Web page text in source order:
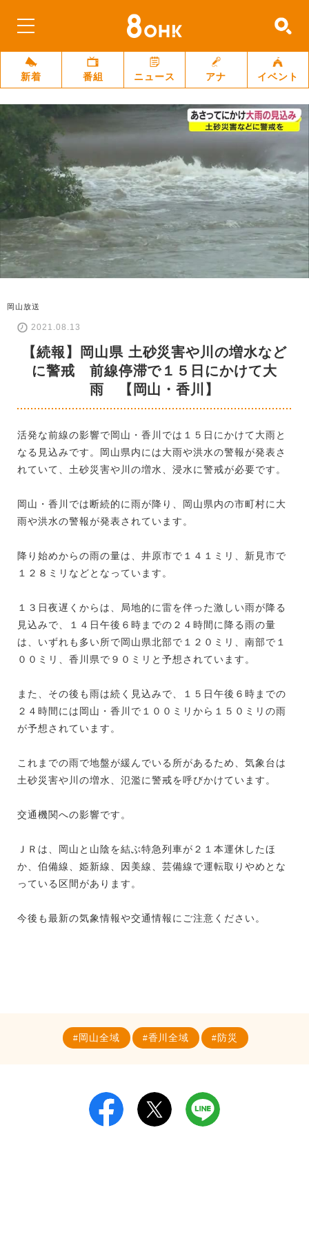
新着 番組 ニュース アナ イベント
岡山放送
2021.08.13
【続報】岡山県 土砂災害や川の増水など
に警戒 前線停滞で１５日にかけて大
雨 【岡山・香川】
活発な前線の影響で岡山・香川では１５日にかけて大雨と
なる見込みです。岡山県内には大雨や洪水の警報が発表さ
れていて、土砂災害や川の増水、浸水に警戒が必要です。
岡山・香川では断続的に雨が降り、岡山県内の市町村に大
雨や洪水の警報が発表されています。
降り始めからの雨の量は、井原市で１４１ミリ、新見市で
１２８ミリなどとなっています。
１３日夜遅くからは、局地的に雷を伴った激しい雨が降る
見込みで、１４日午後６時までの２４時間に降る雨の量
は、いずれも多い所で岡山県北部で１２０ミリ、南部で１
００ミリ、香川県で９０ミリと予想されています。
また、その後も雨は続く見込みで、１５日午後６時までの
２４時間には岡山・香川で１００ミリから１５０ミリの雨
が予想されています。
これまでの雨で地盤が緩んでいる所があるため、気象台は
土砂災害や川の増水、氾濫に警戒を呼びかけています。
交通機関への影響です。
ＪＲは、岡山と山陰を結ぶ特急列車が２１本運休したほ
か、伯備線、姫新線、因美線、芸備線で運転取りやめとな
っている区間があります。
今後も最新の気象情報や交通情報にご注意ください。
岡山全域 香川全域 防災